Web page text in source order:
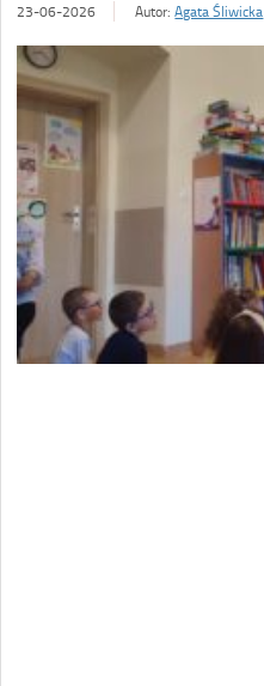
23-06-2026 Autor:Agata Śliwicka